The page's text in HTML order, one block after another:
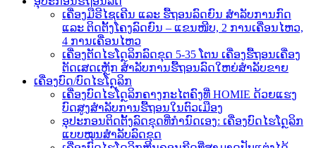
ເຄື່ອງມືຣີໄຊເຄີນ ແລະ ຮື້ຖອນລົດຍົນ ສຳລັບການກົດ
ແລະ ຕິດຕັ້ງໂຄງລົດຍົນ – ແຂນໜີບ, 2 ການເຄື່ອນໄຫວ,
4 ການເຄື່ອນໄຫວ
ເຄື່ອງຕັດໄຮໂດຼລິກລົດຂຸດ 5-35 ໂຕນ ເຄື່ອງຮື້ຖອນເຄື່ອງ
ຕັດເສດເຫຼັກ ສຳລັບການຮື້ຖອນລົດໃຫຍ່ສຳລັບຂາຍ
ເຄື່ອງບົດ/ບົດໄຮໂດຼລິກ
ເຄື່ອງບົດໄຮໂດຼລິກຄາງກະໄຕຄົງທີ່ HOMIE ດ້ວຍແຮງ
ບົດສູງສຳລັບການຮື້ຖອນໃນຕົວເມືອງ
ອຸປະກອນຕິດຕັ້ງລົດຂຸດທີ່ກຳນົດເອງ: ເຄື່ອງບົດໄຮໂດຼລິກ
ແບບໝຸນສຳລັບລົດຂຸດ